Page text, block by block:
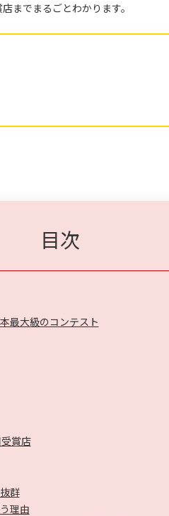
までまるごとわかります。
目次
最大級のコンテスト
賞店
群
理由